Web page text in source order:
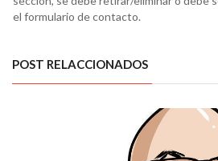
el formulario de contacto.
POST RELACCIONADOS